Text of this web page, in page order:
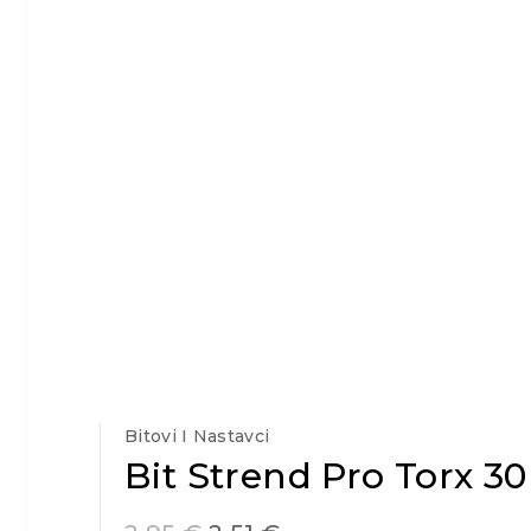
Bitovi I Nastavci
Bit Strend Pro Torx 30